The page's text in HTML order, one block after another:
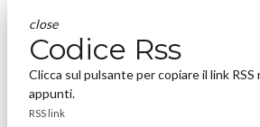
close
Codice Rss
Clicca sul pulsante per copiare il link RSS
appunti.
RSS link